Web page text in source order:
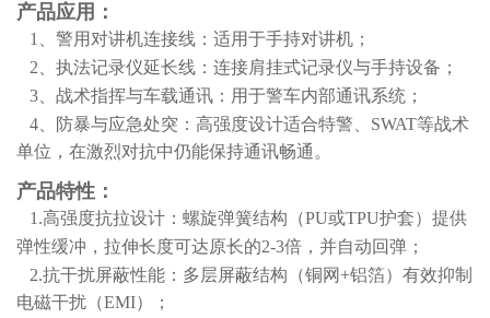
产品应用：
1、警用对讲机连接线：适用于手持对讲机；
2、执法记录仪延长线：连接肩挂式记录仪与手持设备；
3、战术指挥与车载通讯：用于警车内部通讯系统；
4、防暴与应急处突：高强度设计适合特警、SWAT等战术
单位，在激烈对抗中仍能保持通讯畅通。
产品特性：
1.高强度抗拉设计：螺旋弹簧结构（PU或TPU护套）提供
弹性缓冲，拉伸长度可达原长的2-3倍，并自动回弹；
2.抗干扰屏蔽性能：多层屏蔽结构（铜网+铝箔）有效抑制
电磁干扰（EMI）；